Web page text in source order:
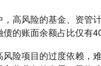
高风险的基金、资管
的账面余额占比仅有
险项目的过度依赖，